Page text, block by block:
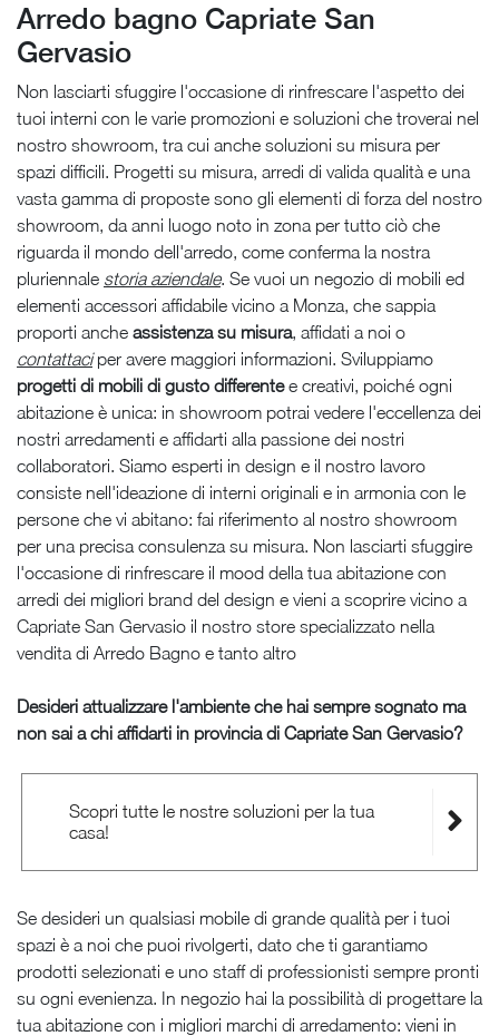
Arredo bagno Capriate San
Gervasio
Non lasciarti sfuggire l'occasione di rinfrescare l'aspetto dei
tuoi interni con le varie promozioni e soluzioni che troverai nel
nostro showroom, tra cui anche soluzioni su misura per
spazi difficili. Progetti su misura, arredi di valida qualità e una
vasta gamma di proposte sono gli elementi di forza del nostro
showroom, da anni luogo noto in zona per tutto ciò che
riguarda il mondo dell'arredo, come conferma la nostra
pluriennale storia aziendale. Se vuoi un negozio di mobili ed
elementi accessori affidabile vicino a Monza, che sappia
proporti anche assistenza su misura, affidati a noi o
contattaciper avere maggiori informazioni. Sviluppiamo
progetti di mobili di gusto differentee creativi, poiché ogni
abitazione è unica: in showroom potrai vedere l'eccellenza dei
nostri arredamenti e affidarti alla passione dei nostri
collaboratori. Siamo esperti in design e il nostro lavoro
consiste nell'ideazione di interni originali e in armonia con le
persone che vi abitano: fai riferimento al nostro showroom
per una precisa consulenza su misura. Non lasciarti sfuggire
l'occasione di rinfrescare il mood della tua abitazione con
arredi dei migliori brand del design e vieni a scoprire vicino a
Capriate San Gervasio il nostro store specializzato nella
vendita di Arredo Bagno e tanto altro
Desideri attualizzare l'ambiente che hai sempre sognato ma
non sai a chi affidarti in provincia di Capriate San Gervasio?
Scopri tutte le nostre soluzioni per la tua
casa!
Se desideri un qualsiasi mobile di grande qualità per i tuoi
spazi è a noi che puoi rivolgerti, dato che ti garantiamo
prodotti selezionati e uno staff di professionisti sempre pronti
su ogni evenienza. In negozio hai la possibilità di progettare la
tua abitazione con i migliori marchi di arredamento: vieni in